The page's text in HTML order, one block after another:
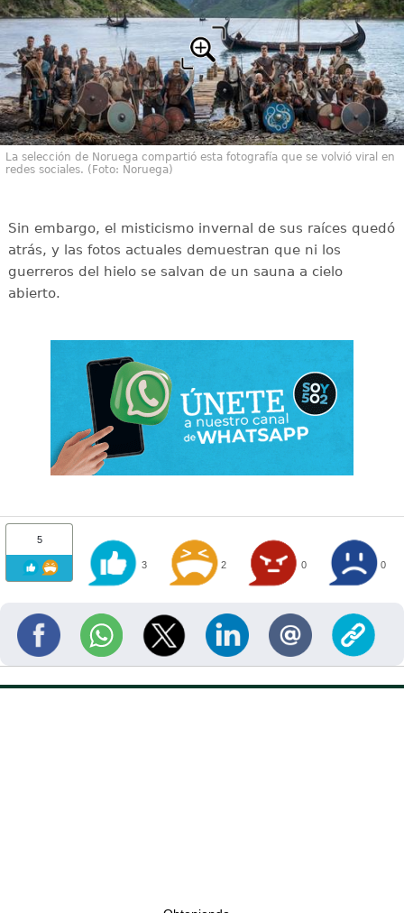
La selección de Noruega compartió esta fotografía que se volvió viral en
redes sociales. (Foto: Noruega)
Sin embargo, el misticismo invernal de sus raíces quedó
atrás, y las fotos actuales demuestran que ni los
guerreros del hielo se salvan de un sauna a cielo
abierto.
5
3 2 0 0